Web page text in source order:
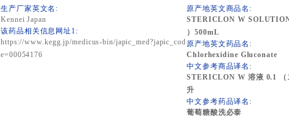
生产厂家英文名:
Kennei Japan
该药品相关信息网址1:
https://www.kegg.jp/medicus-bin/japic_med?japic_cod
e=00054176
原产地英文商品名:
STERICLON W
）500mL
原产地英文药品名:
Chlorhexidine Gluconate
中文参考商品译名:
STERICLON W 溶液 0.1 （
升
中文参考药品译名:
葡萄糖酸洗必泰